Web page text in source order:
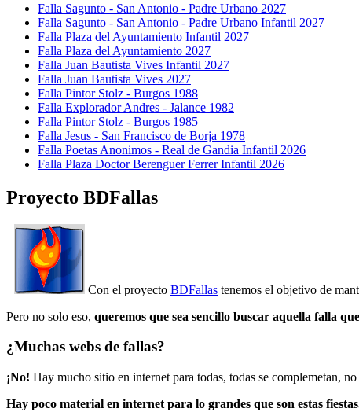
Falla Sagunto - San Antonio - Padre Urbano 2027
Falla Sagunto - San Antonio - Padre Urbano Infantil 2027
Falla Plaza del Ayuntamiento Infantil 2027
Falla Plaza del Ayuntamiento 2027
Falla Juan Bautista Vives Infantil 2027
Falla Juan Bautista Vives 2027
Falla Pintor Stolz - Burgos 1988
Falla Explorador Andres - Jalance 1982
Falla Pintor Stolz - Burgos 1985
Falla Jesus - San Francisco de Borja 1978
Falla Poetas Anonimos - Real de Gandia Infantil 2026
Falla Plaza Doctor Berenguer Ferrer Infantil 2026
Proyecto BDFallas
Con el proyecto BDFallas tenemos el objetivo de
Pero no solo eso, queremos que sea sencillo buscar aquella falla
¿Muchas webs de fallas?
¡No! Hay mucho sitio en internet para todas, todas se complemetan,
Hay poco material en internet para lo grandes que son estas